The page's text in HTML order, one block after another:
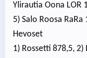
Ylirautia Oona LOR
5) Salo Roosa RaRa
Hevoset
1) Rossetti 878,5, 2)